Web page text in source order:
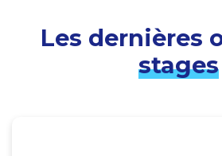
Les dernières
stages